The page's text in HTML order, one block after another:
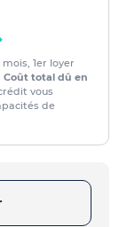
1er loyer
Coût total dû en
vous
de